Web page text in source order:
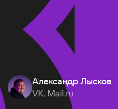
Александр Лысков
VK, Mail.ru